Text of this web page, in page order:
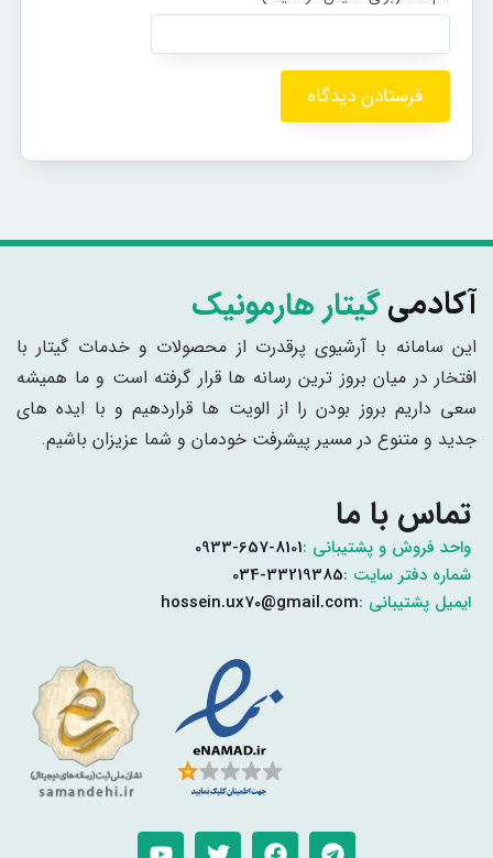
آکادمیگیتار هارمونیک
این سامانه با آرشیوی پرقدرت از محصولات و خدمات گیتار با
افتخار در میان بروز ترین رسانه ها قرار گرفته است و ما همیشه
سعی داریم بروز بودن را از الویت ها قراردهیم و با ایده های
جدید و متنوع در مسیر پیشرفت خودمان و شما عزیزان باشیم.
تماس با ما
واحد فروش و پشتیبانی :0933-657-8101
شماره دفتر سایت :034-33219385
ایمیل پشتیبانی :hossein.ux70@gmail.com